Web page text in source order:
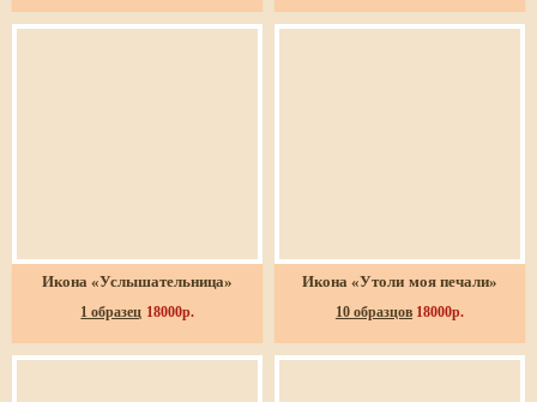
Икона «Услышательница»
1 образец 18000р.
Икона «Утоли моя печали»
10 образцов 18000р.